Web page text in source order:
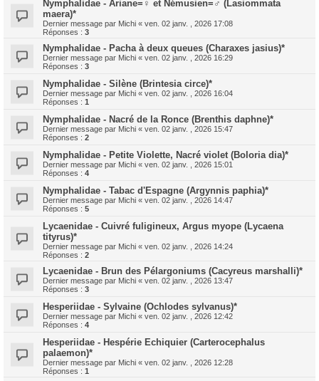
Nymphalidae - Ariane=♀ et Némusien=♂ (Lasiommata
maera)*
Dernier message par Michi « ven. 02 janv. , 2026 17:08
Réponses : 3
Nymphalidae - Pacha à deux queues (Charaxes jasius)*
Dernier message par Michi « ven. 02 janv. , 2026 16:29
Réponses : 3
Nymphalidae - Silène (Brintesia circe)*
Dernier message par Michi « ven. 02 janv. , 2026 16:04
Réponses : 1
Nymphalidae - Nacré de la Ronce (Brenthis daphne)*
Dernier message par Michi « ven. 02 janv. , 2026 15:47
Réponses : 2
Nymphalidae - Petite Violette, Nacré violet (Boloria dia)*
Dernier message par Michi « ven. 02 janv. , 2026 15:01
Réponses : 4
Nymphalidae - Tabac d'Espagne (Argynnis paphia)*
Dernier message par Michi « ven. 02 janv. , 2026 14:47
Réponses : 5
Lycaenidae - Cuivré fuligineux, Argus myope (Lycaena
tityrus)*
Dernier message par Michi « ven. 02 janv. , 2026 14:24
Réponses : 2
Lycaenidae - Brun des Pélargoniums (Cacyreus marshalli)*
Dernier message par Michi « ven. 02 janv. , 2026 13:47
Réponses : 3
Hesperiidae - Sylvaine (Ochlodes sylvanus)*
Dernier message par Michi « ven. 02 janv. , 2026 12:42
Réponses : 4
Hesperiidae - Hespérie Echiquier (Carterocephalus
palaemon)*
Dernier message par Michi « ven. 02 janv. , 2026 12:28
Réponses : 1